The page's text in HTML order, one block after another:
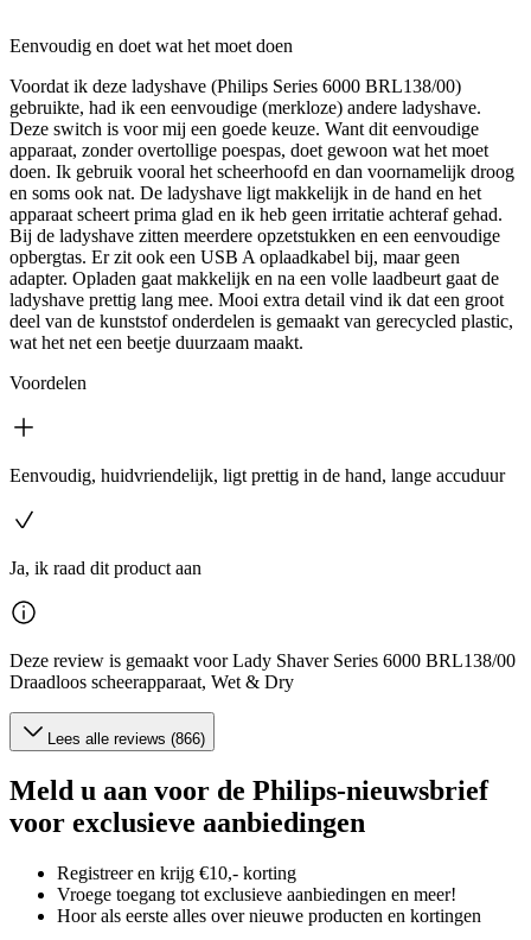
Eenvoudig en doet wat het moet doen
Voordat ik deze ladyshave (Philips Series 6000 BRL138/00)
gebruikte, had ik een eenvoudige (merkloze) andere ladyshave.
Deze switch is voor mij een goede keuze. Want dit eenvoudige
apparaat, zonder overtollige poespas, doet gewoon wat het moet
doen. Ik gebruik vooral het scheerhoofd en dan voornamelijk droog
en soms ook nat. De ladyshave ligt makkelijk in de hand en het
apparaat scheert prima glad en ik heb geen irritatie achteraf gehad.
Bij de ladyshave zitten meerdere opzetstukken en een eenvoudige
opbergtas. Er zit ook een USB A oplaadkabel bij, maar geen
adapter. Opladen gaat makkelijk en na een volle laadbeurt gaat de
ladyshave prettig lang mee. Mooi extra detail vind ik dat een groot
deel van de kunststof onderdelen is gemaakt van gerecycled plastic,
wat het net een beetje duurzaam maakt.
Voordelen
Eenvoudig, huidvriendelijk, ligt prettig in de hand, lange accuduur
Ja, ik raad dit product aan
Deze review is gemaakt voor Lady Shaver Series 6000 BRL138/00
Draadloos scheerapparaat, Wet & Dry
Lees alle reviews (866)
Meld u aan voor de Philips-nieuwsbrief
voor exclusieve aanbiedingen
Registreer en krijg €10,- korting
Vroege toegang tot exclusieve aanbiedingen en meer!
Hoor als eerste alles over nieuwe producten en kortingen